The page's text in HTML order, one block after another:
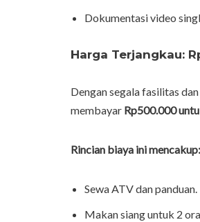
Dokumentasi video
Harga Terjangkau:
Dengan segala fasilitas
membayar Rp500.000
Rincian biaya ini mencakup:
Sewa ATV dan panduan.
Makan siang untuk 2